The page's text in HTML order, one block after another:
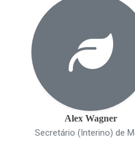
Alex Wagner
Secretário (Interino) de